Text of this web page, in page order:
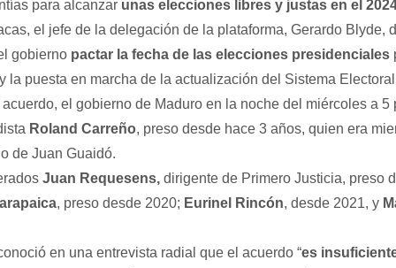
para alcanzar unas elecciones libres y justas en el
el jefe de la delegación de la plataforma, Gerardo Blyde,
gobierno pactar la fecha de las elecciones presidenciales
la puesta en marcha de la actualización del Sistema
el gobierno de Maduro en la noche del miércoles a 5
Roland Carreño, preso desde hace 3 años, quien era
de Juan Guaidó.
Juan Requesens, dirigente de Primero Justicia, preso
, preso desde 2020; Eurinel Rincón, desde 2021, y
en una entrevista radial que el acuerdo “es